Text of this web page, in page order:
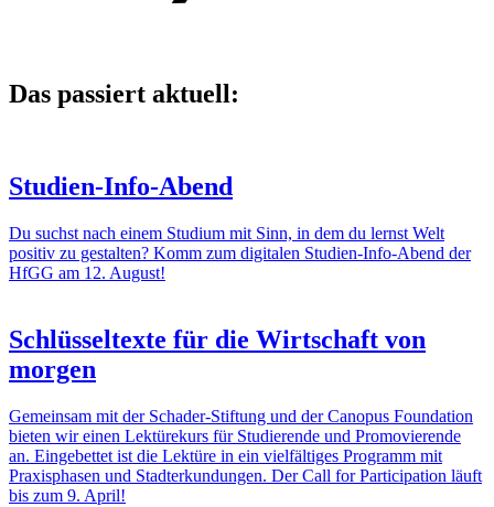
Das passiert aktuell:
Studien-Info-Abend
Du suchst nach einem Studium mit Sinn, in dem du lernst Welt
positiv zu gestalten? Komm zum digitalen Studien-Info-Abend der
HfGG am 12. August!
Schlüsseltexte für die Wirtschaft von
morgen
Gemeinsam mit der Schader-Stiftung und der Canopus Foundation
bieten wir einen Lektürekurs für Studierende und Promovierende
an. Eingebettet ist die Lektüre in ein vielfältiges Programm mit
Praxisphasen und Stadterkundungen. Der Call for Participation läuft
bis zum 9. April!